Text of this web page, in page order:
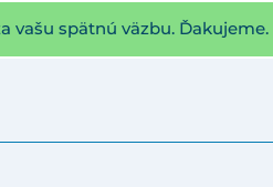
vašu spätnú väzbu. Ďakujeme.